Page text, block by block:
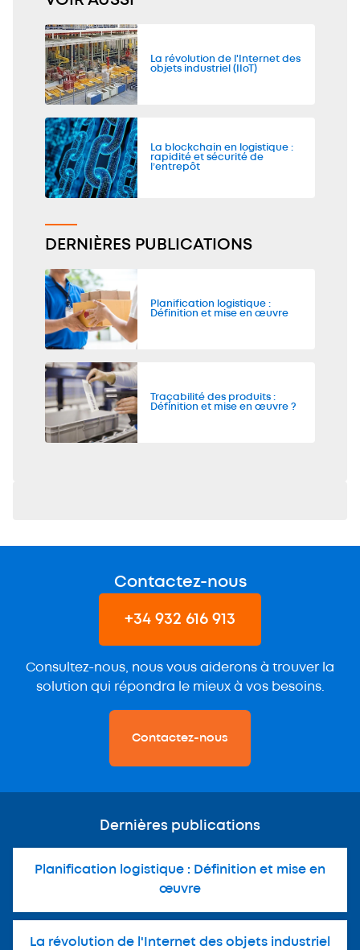
La révolution de l'Internet des
objets industriel (IIoT)
La blockchain en logistique :
rapidité et sécurité de
l’entrepôt
DERNIÈRES PUBLICATIONS
Planification logistique :
Définition et mise en œuvre
Traçabilité des produits :
Définition et mise en œuvre ?
Contactez-nous
+34 932 616 913
Consultez-nous, nous vous aiderons à trouver la
solution qui répondra le mieux à vos besoins.
Contactez-nous
Dernières publications
Planification logistique : Définition et mise en
œuvre
La révolution de l'Internet des objets industriel